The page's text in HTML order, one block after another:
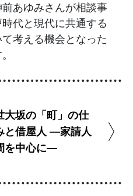
あゆみさんが相談事
代と現代に共通する
考える機会となった
大坂の「町」の仕
借屋人 ―家請人
を中心に―